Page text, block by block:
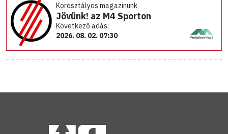
Korosztályos magazinunk
Jövünk! az M4 Sporton
Következő adás:
2026. 08. 02. 07:30